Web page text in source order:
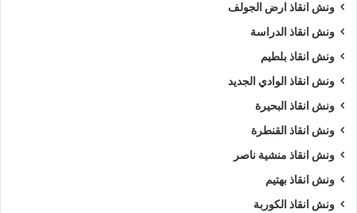
ونش انقاذ ارض الجولف
ونش انقاذ الدراسة
ونش انقاذ بلطيم
ونش انقاذ الوادي الجديد
ونش انقاذ البحيرة
ونش انقاذ القنطرة
ونش انقاذ منشية ناصر
ونش انقاذ بهتيم
ونش انقاذ الكوربة